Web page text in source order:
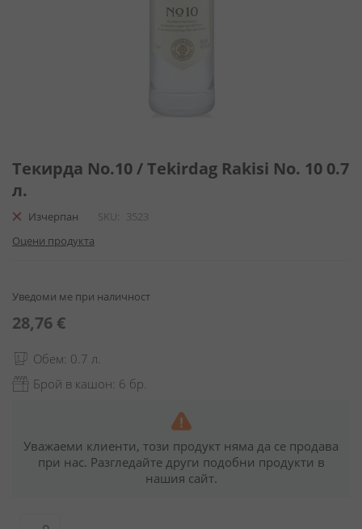
към
началото
на
галерия
снимки
Текирда No.10 / Tekirdag Rakisi No. 10 0.7
л.
Изчерпан SKU
3523
Оцени продукта
Уведоми ме при наличност
28,76 €
Обем: 0.7 л.
Брой в кашон: 6 бр.
Уважаеми клиенти, този продукт няма да се продава
при нас. Разгледайте други подобни продукти в
нашия сайт.